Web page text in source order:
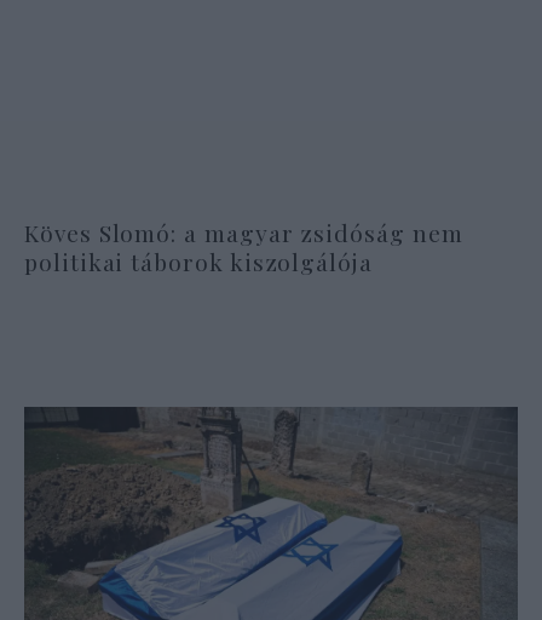
Köves Slomó: a magyar zsidóság nem
politikai táborok kiszolgálója